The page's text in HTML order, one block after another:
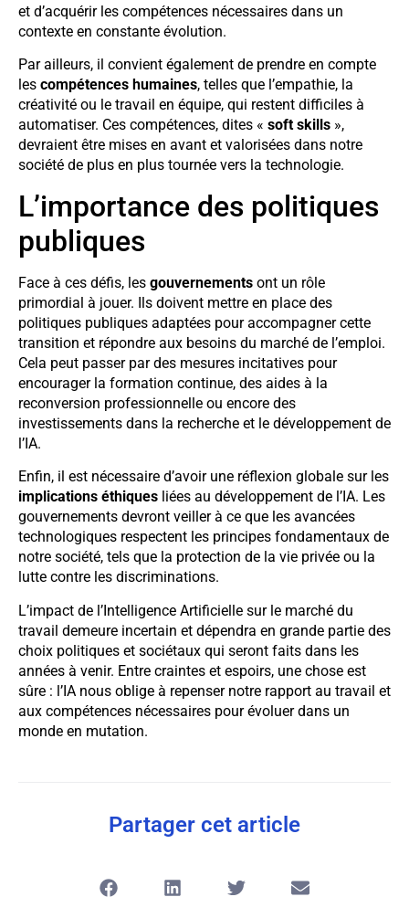
et d’acquérir les compétences nécessaires dans un
contexte en constante évolution.
Par ailleurs, il convient également de prendre en compte
les compétences humaines, telles que l’empathie, la
créativité ou le travail en équipe, qui restent difficiles à
automatiser. Ces compétences, dites « soft skills »,
devraient être mises en avant et valorisées dans notre
société de plus en plus tournée vers la technologie.
L’importance des politiques
publiques
Face à ces défis, les gouvernements ont un rôle
primordial à jouer. Ils doivent mettre en place des
politiques publiques adaptées pour accompagner cette
transition et répondre aux besoins du marché de l’emploi.
Cela peut passer par des mesures incitatives pour
encourager la formation continue, des aides à la
reconversion professionnelle ou encore des
investissements dans la recherche et le développement de
l’IA.
Enfin, il est nécessaire d’avoir une réflexion globale sur les
implications éthiques liées au développement de l’IA. Les
gouvernements devront veiller à ce que les avancées
technologiques respectent les principes fondamentaux de
notre société, tels que la protection de la vie privée ou la
lutte contre les discriminations.
L’impact de l’Intelligence Artificielle sur le marché du
travail demeure incertain et dépendra en grande partie des
choix politiques et sociétaux qui seront faits dans les
années à venir. Entre craintes et espoirs, une chose est
sûre : l’IA nous oblige à repenser notre rapport au travail et
aux compétences nécessaires pour évoluer dans un
monde en mutation.
Partager cet article